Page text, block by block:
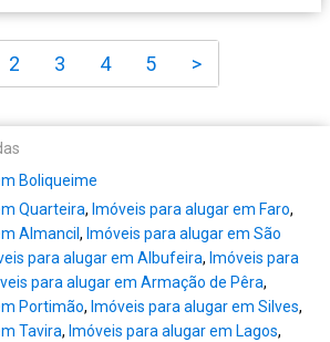
2 3 4 5 >
Boliqueime
Quarteira, Imóveis para alugar em Faro,
Almancil , Imóveis para alugar em São
para alugar em Albufeira, Imóveis para
para alugar em Armação de Pêra,
Portimão, Imóveis para alugar em Silves,
Tavira, Imóveis para alugar em Lagos,